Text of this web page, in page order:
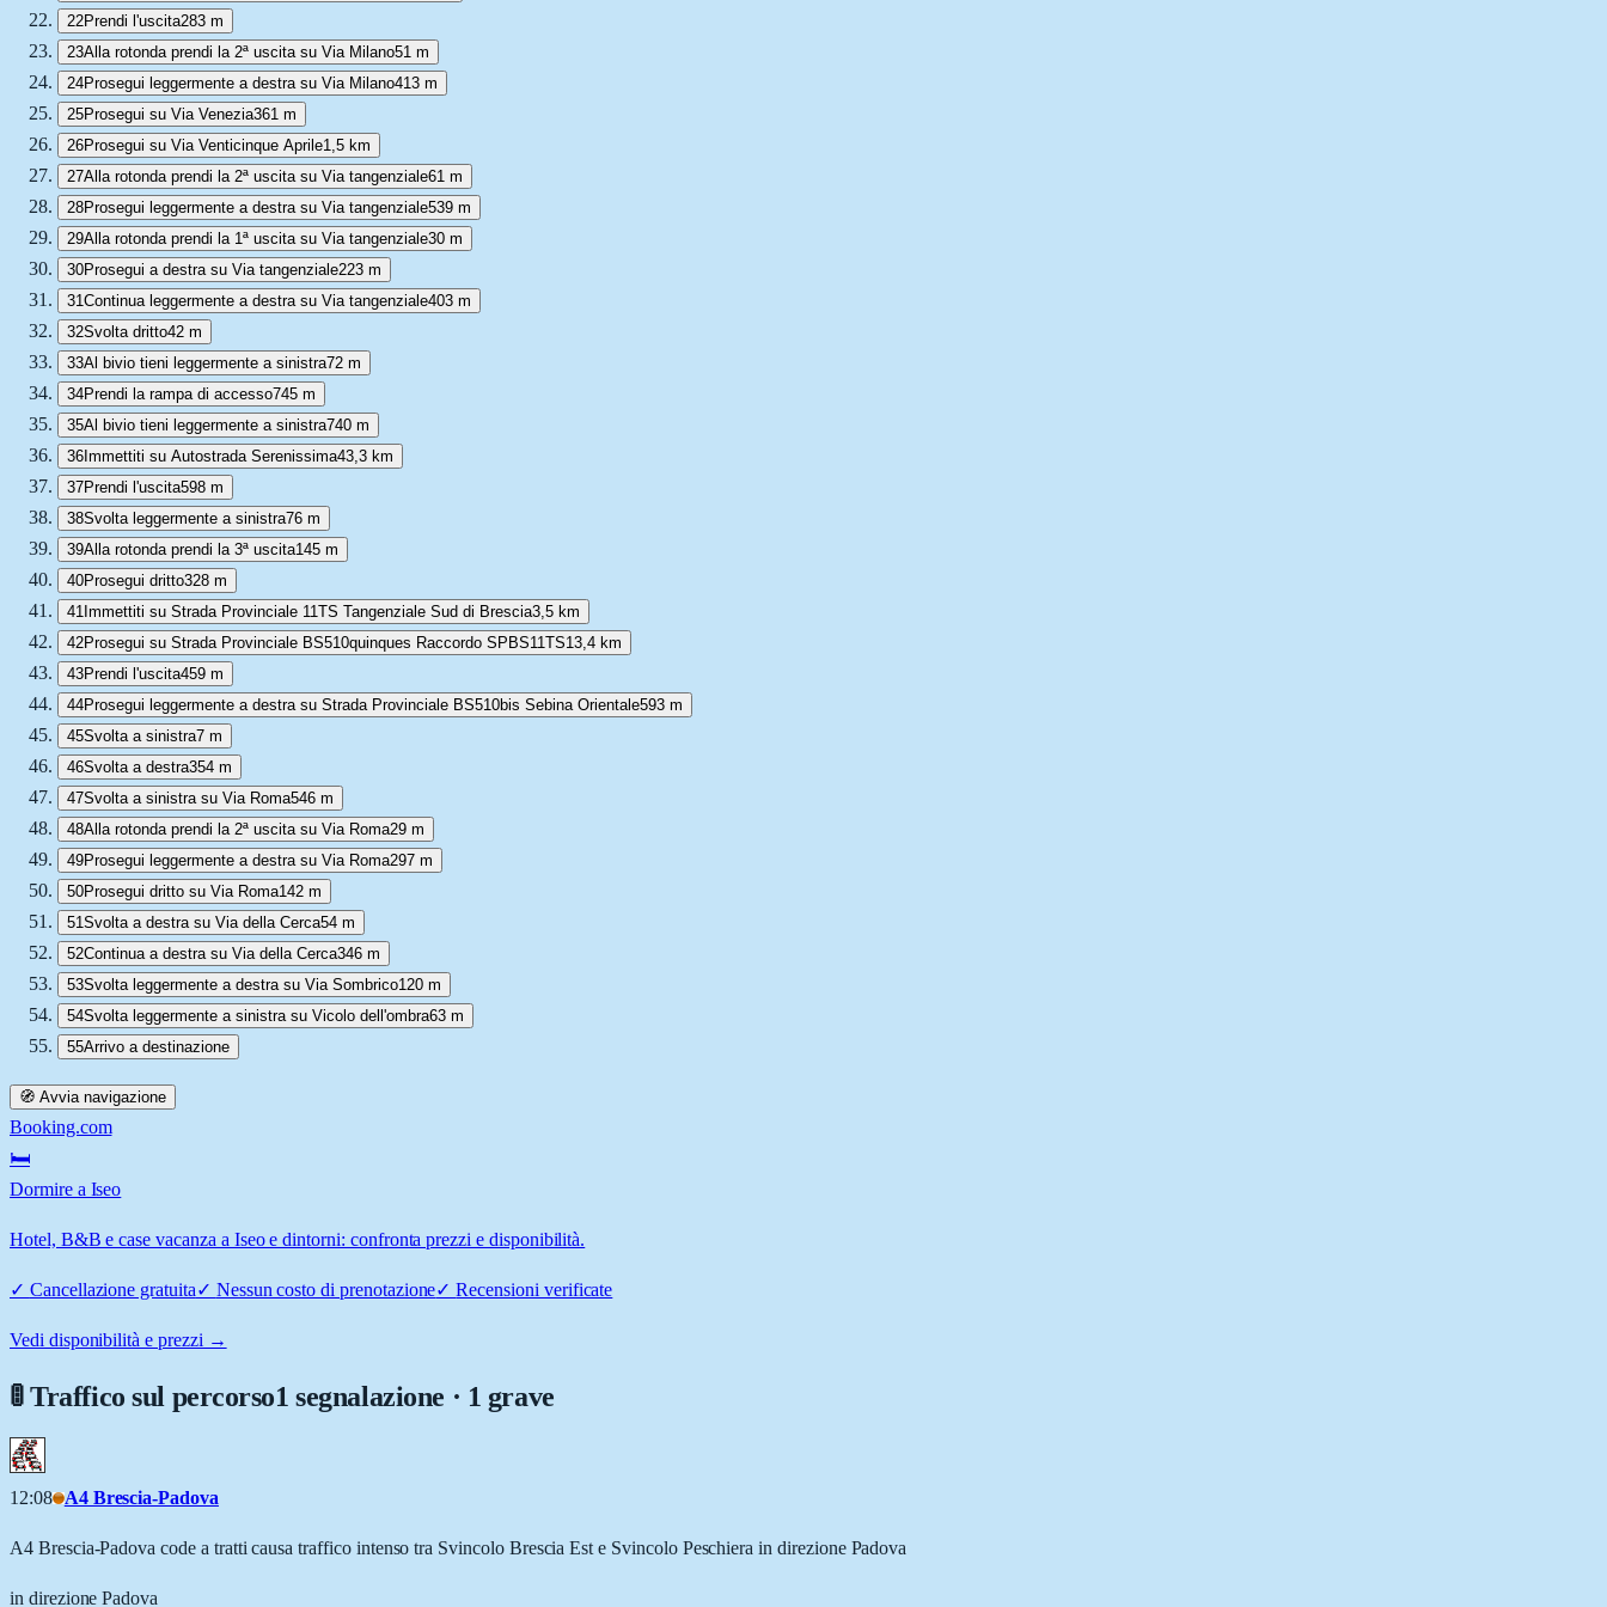
22Prendi l'uscita283 m
23Alla rotonda prendi la 2ª uscita su Via Milano51 m
24Prosegui leggermente a destra su Via Milano413 m
25Prosegui su Via Venezia361 m
26Prosegui su Via Venticinque Aprile1,5 km
27Alla rotonda prendi la 2ª uscita su Via tangenziale61 m
28Prosegui leggermente a destra su Via tangenziale539 m
29Alla rotonda prendi la 1ª uscita su Via tangenziale30 m
30Prosegui a destra su Via tangenziale223 m
31Continua leggermente a destra su Via tangenziale403 m
32Svolta dritto42 m
33Al bivio tieni leggermente a sinistra72 m
34Prendi la rampa di accesso745 m
35Al bivio tieni leggermente a sinistra740 m
36Immettiti su Autostrada Serenissima43,3 km
37Prendi l'uscita598 m
38Svolta leggermente a sinistra76 m
39Alla rotonda prendi la 3ª uscita145 m
40Prosegui dritto328 m
41 Immettiti su Strada Provinciale 11TS Tangenziale Sud di Brescia3,5 km
42Prosegui su Strada Provinciale BS510quinques Raccordo SPBS11TS13,4 km
43Prendi l'uscita459 m
44Prosegui leggermente a destra su Strada Provinciale BS510bis Sebina Orientale593 m
45Svolta a sinistra7 m
46Svolta a destra354 m
47Svolta a sinistra su Via Roma546 m
48Alla rotonda prendi la 2ª uscita su Via Roma29 m
49Prosegui leggermente a destra su Via Roma297 m
50Prosegui dritto su Via Roma142 m
51Svolta a destra su Via della Cerca54 m
52Continua a destra su Via della Cerca346 m
53Svolta leggermente a destra su Via Sombrico120 m
54Svolta leggermente a sinistra su Vicolo dell'ombra63 m
55Arrivo a destinazione
🧭 Avvia navigazione
Booking.com
🛏️
Dormire a Iseo
Hotel, B&B e case vacanza a Iseo e dintorni: confronta prezzi e disponibilità.
✓ Cancellazione gratuita✓ Nessun costo di prenotazione✓Recensioni verificate
Vedi disponibilità e prezzi →
🚦 Traffico sul percorso1 segnalazione · 1 grave
12:08 A4 Brescia-Padova
A4 Brescia-Padova code a tratti causa traffico intenso tra Svincolo Brescia Est e Svincolo Peschiera in direzione Padova
in direzione Padova